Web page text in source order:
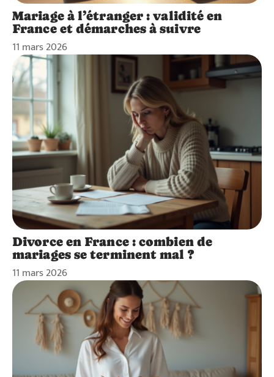
Mariage à l’étranger : validité en
France et démarches à suivre
11 mars 2026
Divorce en France : combien de
mariages se terminent mal ?
11 mars 2026